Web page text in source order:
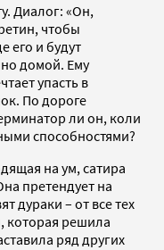
Диалог: «Он,
чтобы
его и будут
домой. Ему
упасть в
По дороге
ли он, коли
способностями?
на ум, сатира
претендует на
дураки – от все тех
которая решила
ряд других